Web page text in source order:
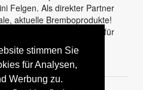
stimmen Sie
für Analysen,
Werbung zu.
Felgen. Als direkter Partner
aktuelle Bremboprodukte!
den Endkunden als auch für
Verfügung.